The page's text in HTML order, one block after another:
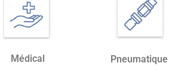
Médical Pneumatique